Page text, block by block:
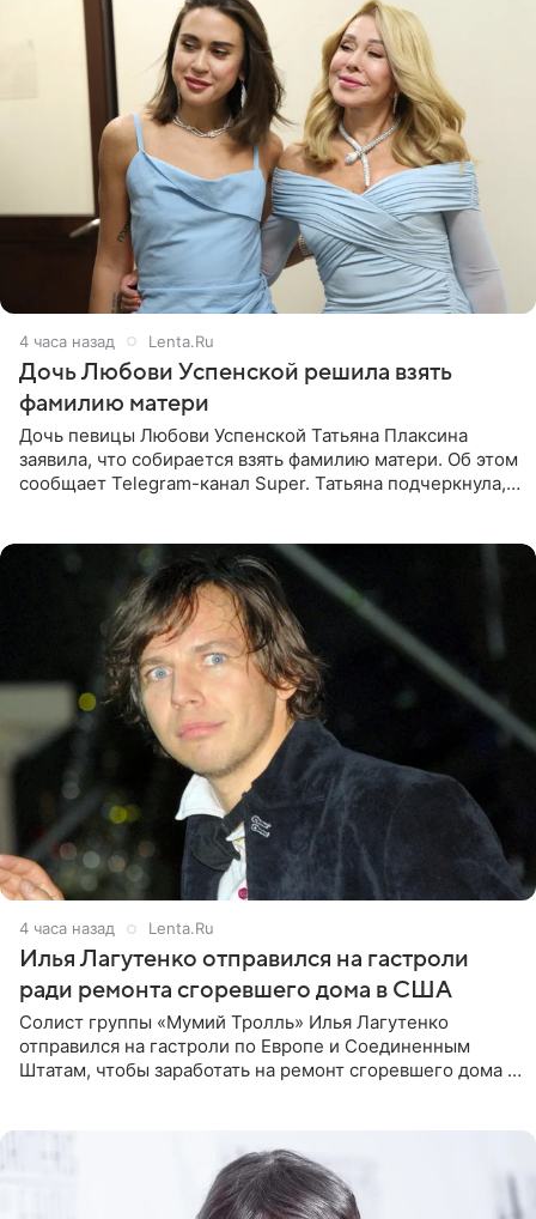
4 часа назад Lenta.Ru
Дочь Любови Успенской решила взять
фамилию матери
Дочь певицы Любови Успенской Татьяна Плаксина
заявила, что собирается взять фамилию матери. Об этом
сообщает Telegram-канал Super. Татьяна подчеркнула,
4 часа назад Lenta.Ru
Илья Лагутенко отправился на гастроли
ради ремонта сгоревшего дома в США
Солист группы «Мумий Тролль» Илья Лагутенко
отправился на гастроли по Европе и Соединенным
Штатам, чтобы заработать на ремонт сгоревшего дома в